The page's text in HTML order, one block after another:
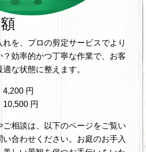
れを、プロの剪定サービスでより
？効率的かつ丁寧な作業で、お客
な状態に整えます。
4,200 円
10,500 円
相談は、以下のページをご覧い
合わせください。お庭のお手入